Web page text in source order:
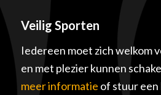
Veilig Sporten
Iedereen moet zich welkom
en met plezier kunnen
meer informatie of stuur